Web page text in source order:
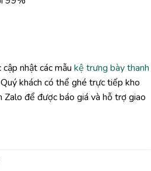
nhật các mẫu kệ trưng bày thanh
khách có thể ghé trực tiếp kho
Zalo để được báo giá và hỗ trợ giao